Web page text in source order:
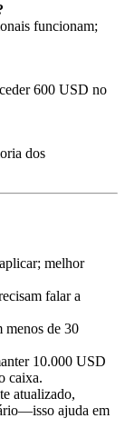
funcionam;
600 USD no
dos
melhor
falar a
menos de 30
10.000 USD
caixa.
atualizado,
ajuda em